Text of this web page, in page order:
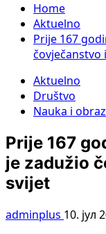
Home
Aktuelno
Prije 167
čovječanstvo
Aktuelno
Društvo
Nauka i
Prije 167
je zadužio
svijet
adminplus 10. јул